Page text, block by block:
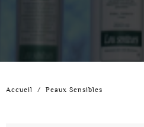
Accueil / Peaux Sensibles